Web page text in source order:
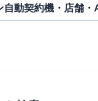
自動契約機・店舗・